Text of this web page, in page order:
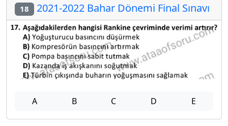
18 2021-2022 Bahar Dönemi Final Sınavı
A B C D E